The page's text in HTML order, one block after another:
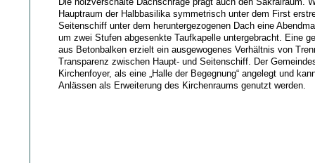
Hauptraum der Halbbasilika symmetrisch unter dem First
Seitenschiff unter dem heruntergezogenen Dach eine
um zwei Stufen abgesenkte Taufkapelle untergebracht. Eine
aus Betonbalken erzielt ein ausgewogenes Verhältnis von
Transparenz zwischen Haupt- und Seitenschiff. Der
Kirchenfoyer, als eine „Halle der Begegnung“ angelegt und
Anlässen als Erweiterung des Kirchenraums genutzt werden.